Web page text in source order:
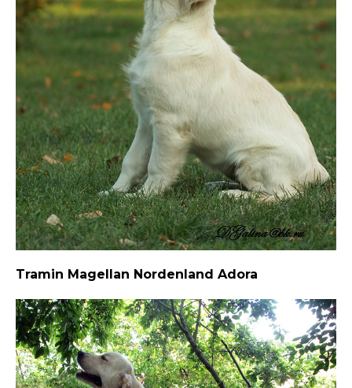
Tramin Magellan Nordenland Adora